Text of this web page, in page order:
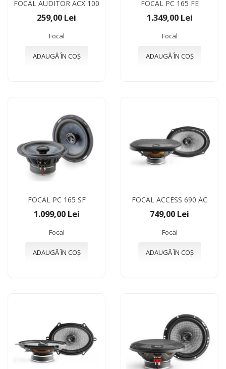
FOCAL AUDITOR ACX 100
259,00 Lei
Focal
ADAUGĂ ÎN COȘ
FOCAL PC 165 FE
1.349,00 Lei
Focal
ADAUGĂ ÎN COȘ
FOCAL PC 165 SF
1.099,00 Lei
Focal
ADAUGĂ ÎN COȘ
FOCAL ACCESS 690 AC
749,00 Lei
Focal
ADAUGĂ ÎN COȘ